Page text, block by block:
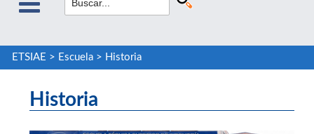
ETSIAE > Escuela> Historia
Historia